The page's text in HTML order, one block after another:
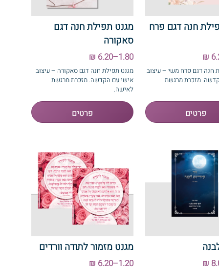
חנה דגם פרח
חנה דגם פרח משי – עיצוב
מזכרת מרגשת
מגנט תפילת חנה דגם
סאקורה
1.80–6.20 ₪
מגנט תפילת חנה דגם סאקורה – עיצוב
אישי עם הקדשה. מזכרת מרגשת
לאישה.
מגנט מזמור לתודה וורדים
1.20–6.20 ₪